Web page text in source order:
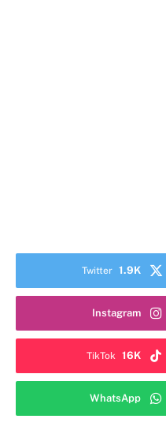
Twitter 1.9K
Instagram
TikTok 16K
WhatsApp